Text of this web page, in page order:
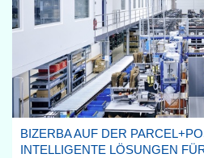
BIZERBA AUF DER
INTELLIGENTE LÖSUNGEN